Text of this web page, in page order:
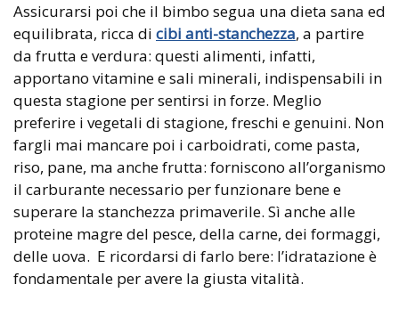
Assicurarsi poi che il bimbo segua una dieta sana ed
equilibrata, ricca di cibi anti-stanchezza, a partire
da frutta e verdura: questi alimenti, infatti,
apportano vitamine e sali minerali, indispensabili in
questa stagione per sentirsi in forze. Meglio
preferire i vegetali di stagione, freschi e genuini. Non
fargli mai mancare poi i carboidrati, come pasta,
riso, pane, ma anche frutta: forniscono all’organismo
il carburante necessario per funzionare bene e
superare la stanchezza primaverile. Sì anche alle
proteine magre del pesce, della carne, dei formaggi,
delle uova. E ricordarsi di farlo bere: l’idratazione è
fondamentale per avere la giusta vitalità.